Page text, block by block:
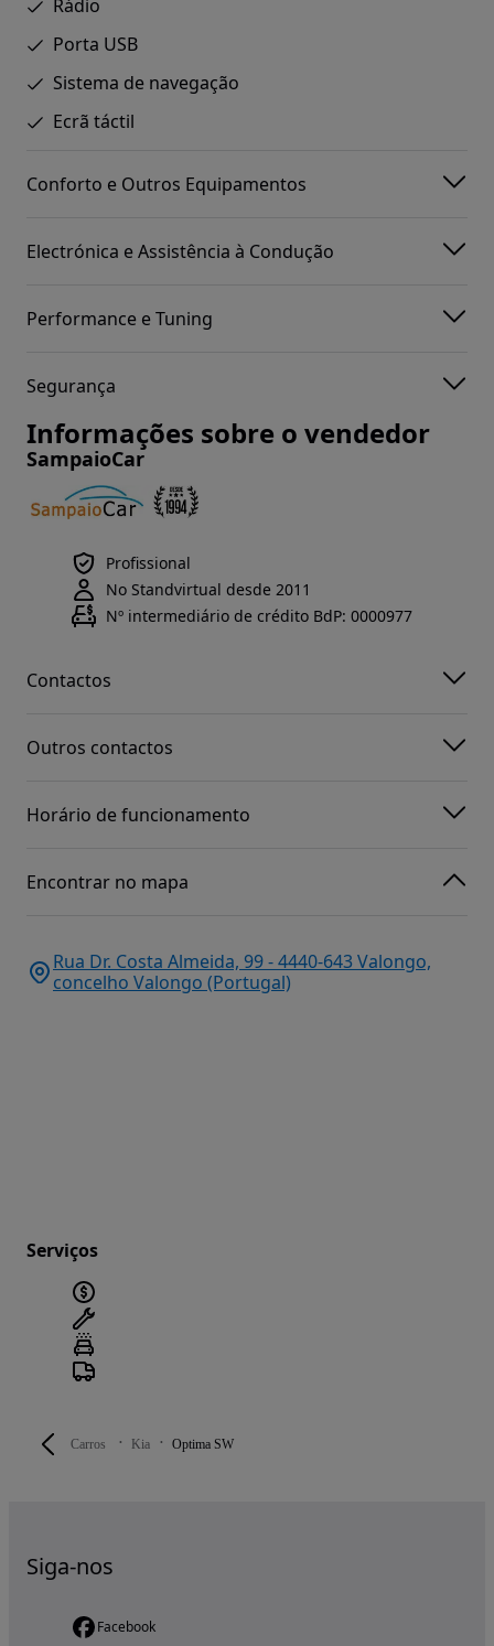
Carros Kia Optima SW
Rádio
Porta USB
Sistema de navegação
Ecrã táctil
Conforto e Outros Equipamentos
Electrónica e Assistência à Condução
Performance e Tuning
Segurança
Informações sobre o vendedor
SampaioCar
Profissional
No Standvirtual desde 2011
Nº intermediário de crédito BdP: 0000977
Contactos
Outros contactos
Horário de funcionamento
Encontrar no mapa
Rua Dr. Costa Almeida, 99 - 4440-643 Valongo,
concelho Valongo (Portugal)
Serviços
Siga-nos
Facebook